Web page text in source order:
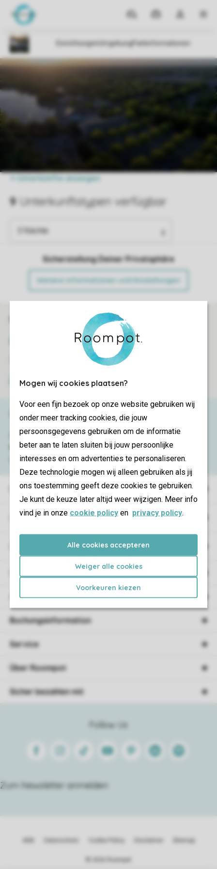
Mogen wij cookies plaatsen?
Voor een fijn bezoek op onze website gebruiken wij
onder meer tracking cookies, die jouw
persoonsgegevens gebruiken om de informatie
beter aan te laten sluiten bij jouw persoonlijke
interesses en om advertenties te personaliseren.
Deze technologie mogen wij alleen gebruiken als jij
ons toestemming geeft deze cookies te gebruiken.
Je kunt de keuze later altijd weer wijzigen. Meer info
vind je in onze cookie policy en privacy policy.
Alle cookies accepteren
Weiger alle cookies
Voorkeuren kiezen
Reiseziele
Meine
Dropdown-
meines
öffnen
Sicherstellung Deiner Privatsphäre
Weitere Informationen und Einstellungen
Sicher und schnell zur Online-Buchung
SSL-Verschlüsselung
Sichere Datenübertragung
Sicheres Bezahlen
Ferienparks
Campings
Unterkunft
Angebote
Haben Sie Fragen?
Schauen Sie sich die häufig gestellten
Fragenan oder kontaktieren Sie
unserContact Center.
Follow Us
FacebookInstagram
Tiktok Youtube PinterestLinkedinSpotify
Zum Newsletter anmelden
Buchungsinformation
Service
Über Roompot
Sicher bezahlen mit